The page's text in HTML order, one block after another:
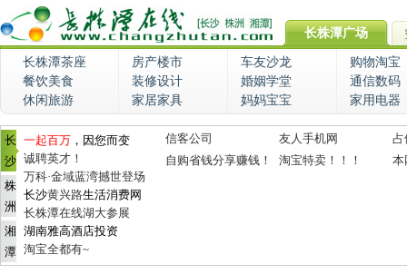
长株潭广场
长株潭茶座 房产楼市 车友沙龙
购物淘宝
餐饮美食
装修设计 婚姻学堂
通信数码
休闲旅游
家居家具 妈妈宝宝 家用电器
长
沙
株
洲
湘
潭
一起百万 ，因您而变
诚聘英才！
万科·金域蓝湾撼世登场
长沙黄兴路生活消费网
长株潭在线湖大参展
湖南雅高酒店投资
淘宝全都有~
信客公司 友人手机网
占
自购省钱分享赚钱！
淘宝特卖！！！ 本